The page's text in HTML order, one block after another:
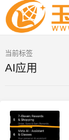
当前标签
AI应用